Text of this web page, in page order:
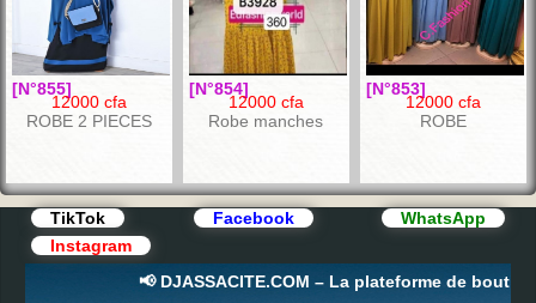
[N°855]
12000 cfa
ROBE 2 PIECES
[N°854]
12000 cfa
Robe manches
[N°853]
12000 cfa
ROBE
TikTok Facebook
WhatsApp
Instagram
📢 DJASSACITE.COM – La plateforme de